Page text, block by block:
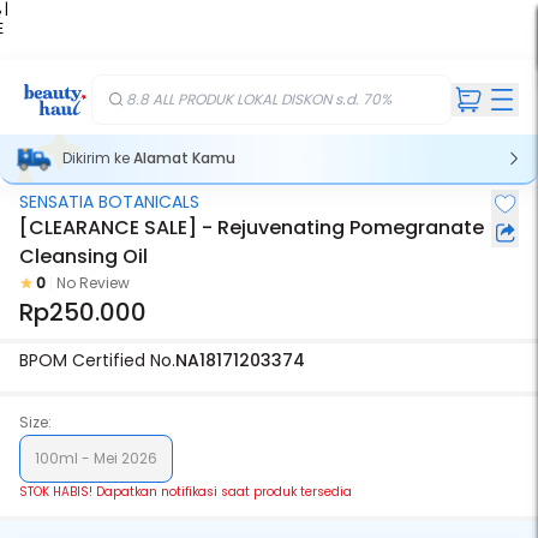
|
8.8 ALL PRODUK LOKAL DISKON s.d. 70%
Dikirim keAlamat Kamu
Stok Habis
SENSATIA BOTANICALS
[CLEARANCE SALE] - Rejuvenating Pomegranate
Cleansing Oil
0 No Review
Rp250.000
BPOM Certified No.NA18171203374
Size:
100ml - Mei 2026
STOK HABIS! Dapatkan notifikasi saat produk tersedia